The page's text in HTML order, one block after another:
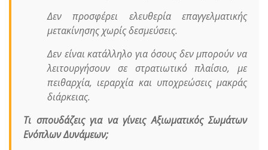
Δεν προσφέρει ελευθερία επαγγελματικής
μετακίνησης χωρίς δεσμεύσεις.
Δεν είναι κατάλληλο για όσους δεν μπορούν να
λειτουργήσουν σε στρατιωτικό πλαίσιο, με
πειθαρχία, ιεραρχία και υποχρεώσεις μακράς
διάρκειας.
Τι σπουδάζεις για να γίνεις Αξιωματικός Σωμάτων
Ενόπλων Δυνάμεων;